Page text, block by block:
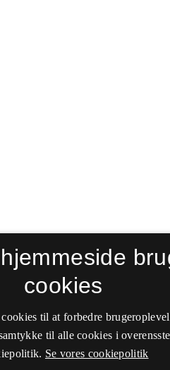
cookies
til at forbedre
til alle cookies i
Se vores cookiepolitik